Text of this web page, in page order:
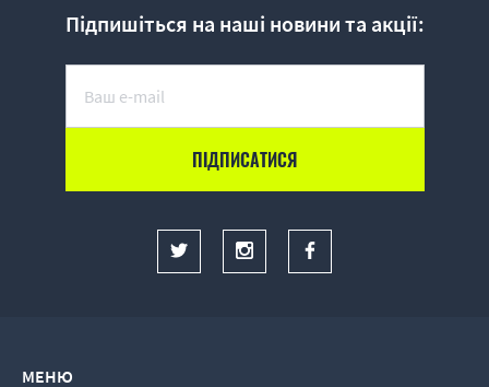
Підпишіться на наші новини та акції:
МЕНЮ